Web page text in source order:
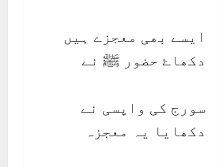
ایسے بھی معجزے ہیں
دکھاۓ حضور ﷺ نے
سورج کی واپسی نے
دکھایا یہ معجزہ